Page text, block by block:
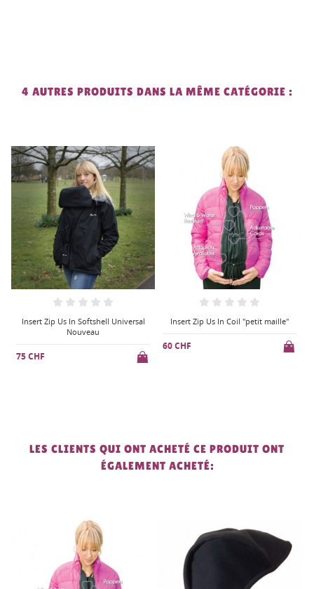
4 AUTRES PRODUITS DANS LA MÊME CATÉGORIE :
Insert Zip Us In Coil "petit maille" Zip Us In Bonnet
27 CHF
LES CLIENTS QUI ONT ACHETÉ CE PRODUIT ONT
ÉGALEMENT ACHETÉ: